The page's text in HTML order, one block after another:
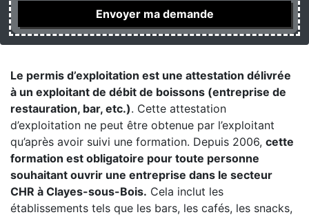
Le permis d’exploitation est une attestation délivrée
à un exploitant de débit de boissons (entreprise de
restauration, bar, etc.). Cette attestation
d’exploitation ne peut être obtenue par l’exploitant
qu’après avoir suivi une formation. Depuis 2006, cette
formation est obligatoire pour toute personne
souhaitant ouvrir une entreprise dans le secteur
CHR à Clayes-sous-Bois. Cela inclut les
établissements tels que les bars, les cafés, les snacks,